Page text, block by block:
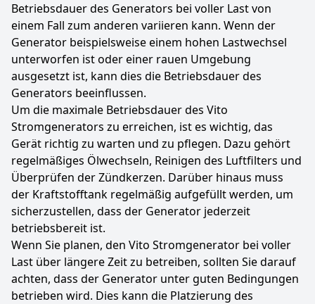
Betriebsdauer des Generators bei voller Last von
einem Fall zum anderen variieren kann. Wenn der
Generator beispielsweise einem hohen Lastwechsel
unterworfen ist oder einer rauen Umgebung
ausgesetzt ist, kann dies die Betriebsdauer des
Generators beeinflussen.
Um die maximale Betriebsdauer des Vito
Stromgenerators zu erreichen, ist es wichtig, das
Gerät richtig zu warten und zu pflegen. Dazu gehört
regelmäßiges Ölwechseln, Reinigen des Luftfilters und
Überprüfen der Zündkerzen. Darüber hinaus muss
der Kraftstofftank regelmäßig aufgefüllt werden, um
sicherzustellen, dass der Generator jederzeit
betriebsbereit ist.
Wenn Sie planen, den Vito Stromgenerator bei voller
Last über längere Zeit zu betreiben, sollten Sie darauf
achten, dass der Generator unter guten Bedingungen
betrieben wird. Dies kann die Platzierung des